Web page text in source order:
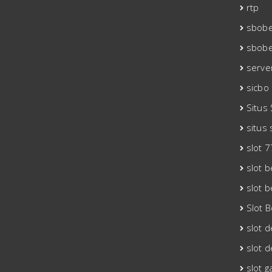
rtp
sicbo
Situs
situs
slot
slot
slot
Slot
slot
slot
slot